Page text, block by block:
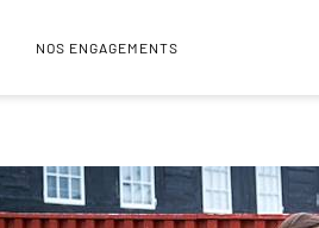
NOS ENGAGEMENTS